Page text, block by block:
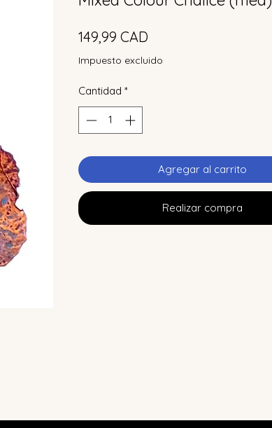
149,99 CAD
Impuesto excluido
Cantidad *
Agregar al carrito
Realizar compra